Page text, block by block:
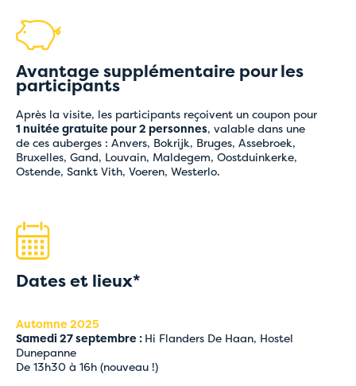
Avantage supplémentaire pour les
participants
Après la visite, les participants reçoivent un coupon pour
1 nuitée gratuite pour 2 personnes, valable dans une
de ces auberges : Anvers, Bokrijk, Bruges, Assebroek,
Bruxelles, Gand, Louvain, Maldegem, Oostduinkerke,
Ostende, Sankt Vith, Voeren, Westerlo.
Dates et lieux*
Automne 2025
Samedi 27 septembre : Hi Flanders De Haan, Hostel
Dunepanne
De 13h30 à 16h (nouveau !)